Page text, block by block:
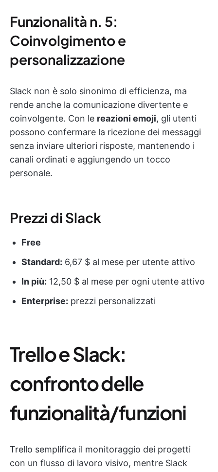
Funzionalità n. 5:
Coinvolgimento e
personalizzazione
Slack non è solo sinonimo di efficienza, ma
rende anche la comunicazione divertente e
coinvolgente. Con le reazioni emoji, gli utenti
possono confermare la ricezione dei messaggi
senza inviare ulteriori risposte, mantenendo i
canali ordinati e aggiungendo un tocco
personale.
Prezzi di Slack
Free
Standard: 6,67 $ al mese per utente attivo
In più: 12,50 $ al mese per ogni utente attivo
Enterprise: prezzi personalizzati
Trello e Slack:
confronto delle
funzionalità/funzioni
Trello semplifica il monitoraggio dei progetti
con un flusso di lavoro visivo, mentre Slack